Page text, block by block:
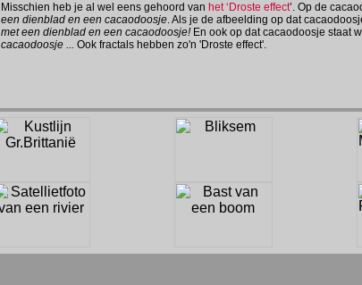
Misschien heb je al wel eens gehoord van het ‘Droste effect’. Op de
een dienblad en een cacaodoosje. Als je de afbeelding op dat
met een dienblad en een cacaodoosje!En ook op dat cacaodoosje staat
cacaodoosje ... Ook fractals hebben zo'n 'Droste effect'.